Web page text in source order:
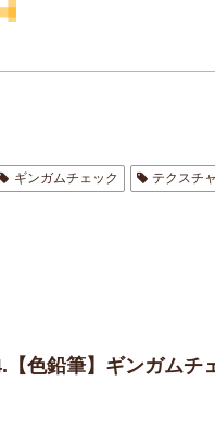
ギンガムチェック テクスチャ
【色鉛筆】ギンガムチ